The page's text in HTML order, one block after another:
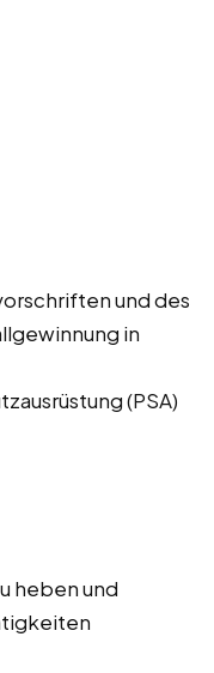
und des
in
(PSA)
heben und